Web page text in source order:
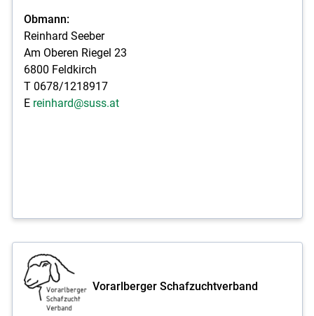
Obmann:
Reinhard Seeber
Am Oberen Riegel 23
6800 Feldkirch
T 0678/1218917
E reinhard@suss.at
Vorarlberger Schafzuchtverband